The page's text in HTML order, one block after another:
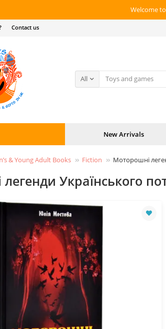
Welcome
Contact us
All
New Arrivals
& Young Adult Books Fiction Моторошні
Українського